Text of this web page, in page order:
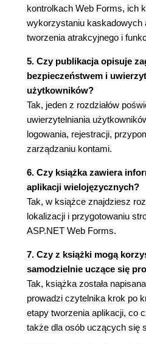
Pętle (69)
Wyjątki (71)
Dyrektywy preprocesora
Definiowanie
Bloki (75)
Atrybuty (76)
Kolekcje (76)
"Zwykłe" tablice (77)
Pętla foreach (79)
Sortowanie (80)
Kolekcja List (81)
Kolekcja SortedList i
Kolejka i stos (84)
Tablice jako
nieokreśloną liczbą
Nowa forma inicjacji
LINQ (88)
Operatory LINQ (89)
Pobieranie danych
(91)
Najprostsza
kontrolkach Web Forms, ich
wykorzystaniu
tworzenia atrakcyjnego i
5. Czy publikacja opisuje
bezpieczeństwem i
użytkowników?
Tak, jeden z rozdziałów
uwierzytelniania
logowania, rejestracji,
zarządzaniu kontami.
6. Czy książka zawiera
aplikacji wielojęzycznych?
Tak, w książce znajdziesz
lokalizacji i przygotowaniu
ASP.NET Web Forms.
7. Czy z książki mogą
samodzielnie uczące się
Tak, książka została
prowadzi czytelnika krok po
etapy tworzenia aplikacji, co
także dla osób uczących się